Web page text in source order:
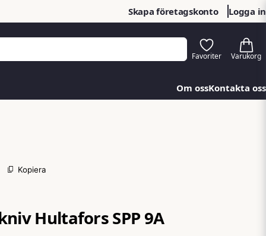
Skapa företagskonto Logga in
Om ossKontakta oss
Kopiera
Hultafors SPP 9A